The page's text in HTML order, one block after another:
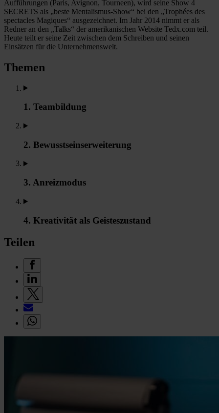
Aufführungen (Paris, Avignon, Tourneen), wird seine Show 4
SECRETS als „beste Mentalismus-Show“ bei den „Trophées des
spectacles Magiques“ ausgezeichnet. Im Jahr 2014 nimmt er als
Redner an den „Talks“ der amerikanischen Website Tedx.com teil.
Heute teilt er seine Zeit zwischen dem Schreiben und seinen
Einsätzen für die Unternehmenswelt.
Themen
1. Teambildung
2. Bewusstseinserweiterung
3. Anreizmodus
4. Kreativität als Geisteszustand
Teilen